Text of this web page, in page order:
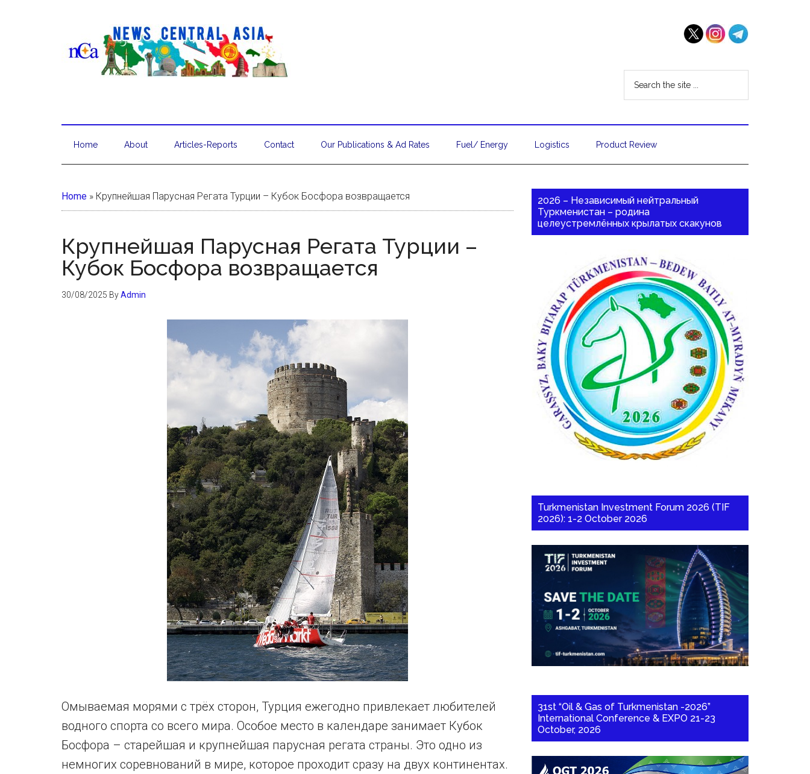
Home About Articles-Reports Contact Our Publications & Ad Rates Fuel/ Energy Logistics Product Review
Home » Крупнейшая Парусная Регата Турции – Кубок Босфора возвращается
Крупнейшая Парусная Регата Турции –
Кубок Босфора возвращается
30/08/2025 ByAdmin
Омываемая морями с трёх сторон, Турция ежегодно привлекает любителей
водного спорта со всего мира. Особое место в календаре занимает Кубок
Босфора – старейшая и крупнейшая парусная регата страны. Это одно из
немногих соревнований в мире, которое проходит сразу на двух континентах.
2026 – Независимый нейтральный
Туркменистан – родина
целеустремлённых крылатых скакунов
Turkmenistan Investment Forum 2026 (TIF
2026): 1-2 October 2026
31st “Oil & Gas of Turkmenistan -2026”
International Conference & EXPO 21-23
October, 2026